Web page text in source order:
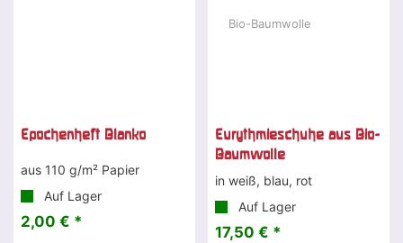
Epochenheft Blanko
aus 110 g/m² Papier
Auf Lager
2,00 € *
Eurythmieschuhe aus Bio-
Baumwolle
in weiß, blau, rot
Auf Lager
17,50 € *